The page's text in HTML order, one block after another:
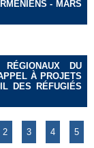
- MARS
DU
À PROJETS
DES RÉFUGIÉS
2 3 4 5